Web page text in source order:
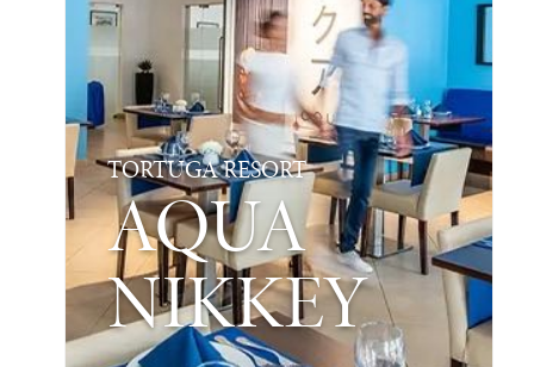
TORTUGA RESORT
AQUA
NIKKEY